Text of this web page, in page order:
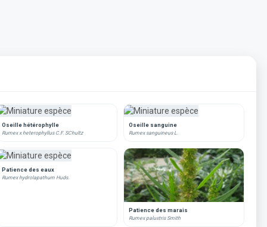
Oseille hétérophylle
Rumex x heterophyllus C.F. SChultz
Oseille sanguine
Rumex sanguineus L.
Patience des eaux
Rumex hydrolapathum Huds.
Patience des marais
Rumex palustris Smith